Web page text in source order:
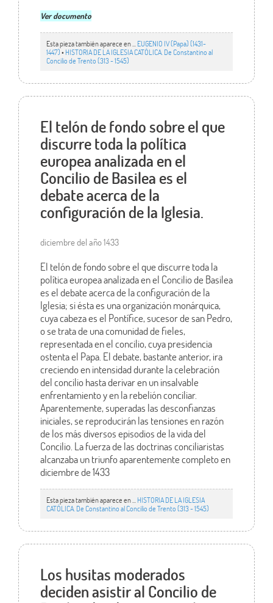
Ver documento
Esta pieza también aparece en ... EUGENIO IV (Papa) (1431-
1447)• HISTORIA DE LA IGLESIA CATÓLICA. De Constantino al
Concilio de Trento (313 - 1545)
El telón de fondo sobre el que
discurre toda la política
europea analizada en el
Concilio de Basilea es el
debate acerca de la
configuración de la Iglesia.
diciembre del año 1433
El telón de fondo sobre el que discurre toda la
política europea analizada en el Concilio de Basilea
es el debate acerca de la configuración de la
Iglesia; si ésta es una organización monárquica,
cuya cabeza es el Pontífice, sucesor de san Pedro,
o se trata de una comunidad de fieles,
representada en el concilio, cuya presidencia
ostenta el Papa. El debate, bastante anterior, ira
creciendo en intensidad durante la celebración
del concilio hasta derivar en un insalvable
enfrentamiento y en la rebelión conciliar.
Aparentemente, superadas las desconfianzas
iniciales, se reproducirán las tensiones en razón
de los más diversos episodios de la vida del
Concilio. La fuerza de las doctrinas conciliaristas
alcanzaba un triunfo aparentemente completo en
diciembre de 1433
Esta pieza también aparece en ... HISTORIA DE LA IGLESIA
CATÓLICA. De Constantino al Concilio de Trento (313 - 1545)
Los husitas moderados
deciden asistir al Concilio de